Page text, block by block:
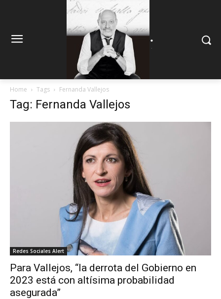
.
Home Tags Fernanda Vallejos
Tag: Fernanda Vallejos
Redes Sociales Alert
Para Vallejos, “la derrota del Gobierno en
2023 está con altísima probabilidad
asegurada”